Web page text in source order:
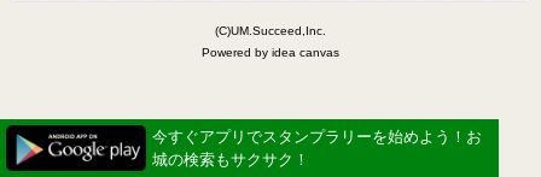
(C)UM.Succeed,Inc.
Powered by idea canvas
今すぐアプリでスタンプラリーを始めよう！お
城の検索もサクサク！